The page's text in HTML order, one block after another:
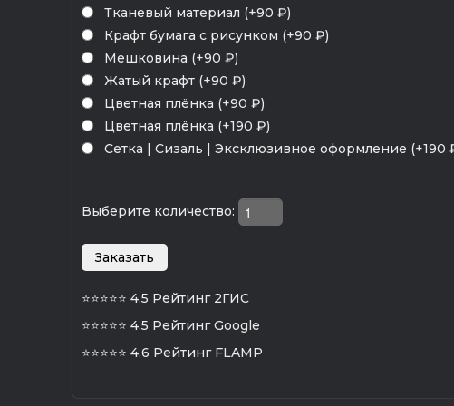
Тканевый материал (+90 ₽)
Крафт бумага с рисунком (+90 ₽)
Мешковина (+90 ₽)
Жатый крафт (+90 ₽)
Цветная плёнка (+90 ₽)
Цветная плёнка (+190 ₽)
Сетка | Сизаль | Эксклюзивное оформление (+190
Выберите количество:
⭐⭐⭐⭐⭐ 4.5 Рейтинг 2ГИС
⭐⭐⭐⭐⭐ 4.5 Рейтинг Google
⭐⭐⭐⭐⭐ 4.6 Рейтинг FLAMP